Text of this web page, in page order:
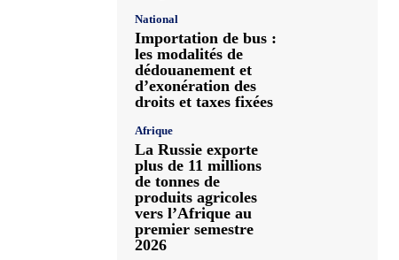
National
Importation de bus :
les modalités de
dédouanement et
d’exonération des
droits et taxes fixées
Afrique
La Russie exporte
plus de 11 millions
de tonnes de
produits agricoles
vers l’Afrique au
premier semestre
2026